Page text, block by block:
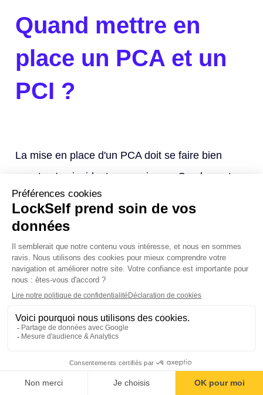
Quand mettre en
place un PCA et un
PCI ?
La mise en place d'un PCA doit se faire bien
avant qu'un incident ne survienne. Ce plan est en
effet essentiel pour maintenir les opérations
critiques de l'entreprise pendant une crise,
sur les activités. Le PCA prépare l'entreprise à
faire face à divers scénarios de crise, en
garantissant la continuité des opérations même
dans les situations les plus difficiles.
Le PCI quant à lui, en tant que composante du
Sommaire